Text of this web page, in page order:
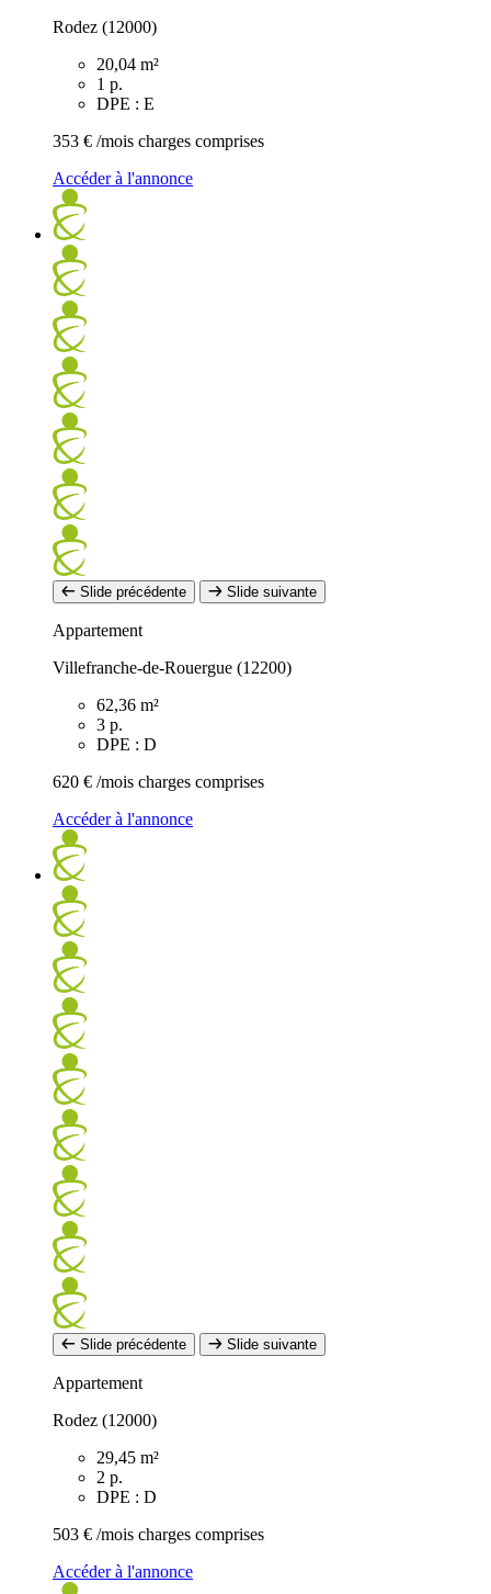
Rodez (12000)
20,04 m²
1 p.
DPE : E
353 € /mois charges comprises
Accéder à l'annonce
Slide précédente Slide suivante
Appartement
Villefranche-de-Rouergue (12200)
62,36 m²
3 p.
DPE : D
620 € /mois charges comprises
Accéder à l'annonce
Slide précédente Slide suivante
Appartement
Rodez (12000)
29,45 m²
2 p.
DPE : D
503 € /mois charges comprises
Accéder à l'annonce